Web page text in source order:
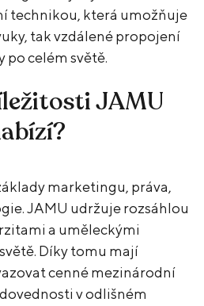
technikou, která umožňuje
tak vzdálené propojení
po celém světě.
JAMU
marketingu, práva,
JAMU udržuje rozsáhlou
a uměleckými
Díky tomu mají
cenné mezinárodní
v odlišném